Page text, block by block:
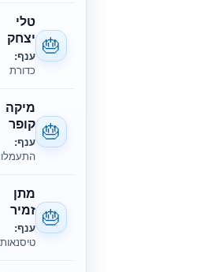
🎂
טלי
יצחק
ענף:
כדורת
🎂
מיקה
קופר
ענף:
🎂
מתן
זמיר
ענף:
טיסנאות